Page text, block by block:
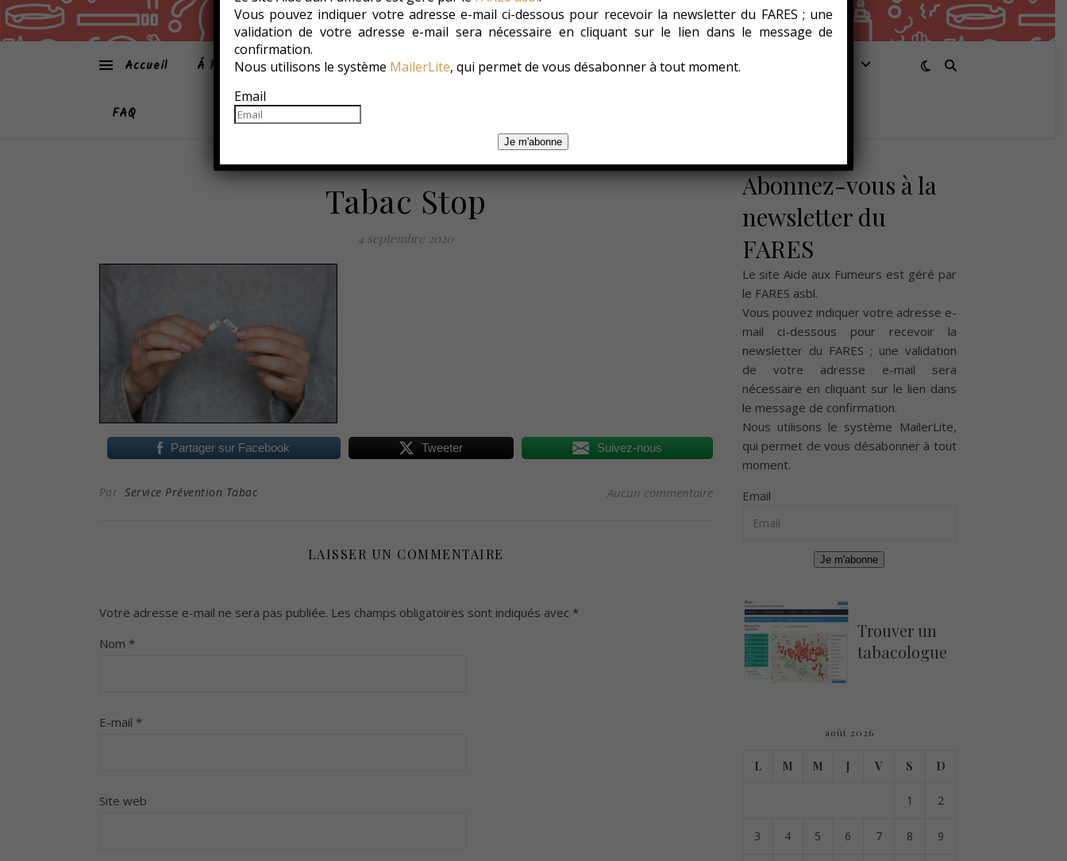
Accueil Á la une Atmo-Sphères Les Conso Environnement Changer ?
FAQ
Tabac Stop
4 septembre 2020
Partager sur Facebook Tweeter Suivez-nous
Par Service Prévention Tabac Aucun commentaire
LAISSER UN COMMENTAIRE
Votre adresse e-mail ne sera pas publiée. Les champs obligatoires sont indiqués avec *
Nom *
E-mail *
Site web
Abonnez-vous à la
newsletter du
FARES
Le site Aide aux Fumeurs est géré par
le FARES asbl.
Vous pouvez indiquer votre adresse e-
mail ci-dessous pour recevoir la
newsletter du FARES ; une validation
de votre adresse e-mail sera
nécessaire en cliquant sur le lien dans
le message de confirmation.
Nous utilisons le système MailerLite,
qui permet de vous désabonner à tout
moment.
Email
Je m'abonne
Trouver un
tabacologue
août 2026
L M M J V S D
1 2
3 4 5 6 7 8 9
Vous pouvez indiquer votre adresse e-mail ci-dessous pour recevoir la newsletter du FARES ; une
validation de votre adresse e-mail sera nécessaire en cliquant sur le lien dans le message de
confirmation.
Nous utilisons le système MailerLite, qui permet de vous désabonner à tout moment.
Email
Je m'abonne